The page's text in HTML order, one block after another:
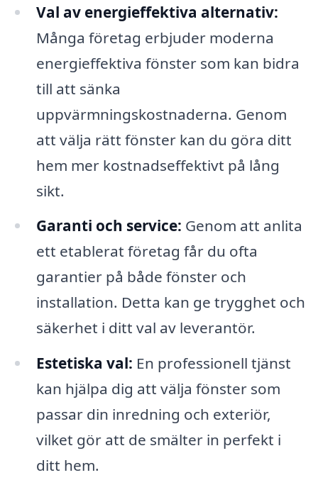
Val av energieffektiva alternativ:
Många företag erbjuder moderna
energieffektiva fönster som kan bidra
till att sänka
uppvärmningskostnaderna. Genom
att välja rätt fönster kan du göra ditt
hem mer kostnadseffektivt på lång
sikt.
Garanti och service: Genom att anlita
ett etablerat företag får du ofta
garantier på både fönster och
installation. Detta kan ge trygghet och
säkerhet i ditt val av leverantör.
Estetiska val: En professionell tjänst
kan hjälpa dig att välja fönster som
passar din inredning och exteriör,
vilket gör att de smälter in perfekt i
ditt hem.